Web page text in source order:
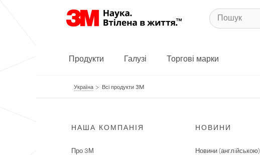
Продукти Галузі Торгові марки
Україна Всі продукти 3M
НАША КОМПАНІЯ
Про 3М
НОВИНИ
Новини (англiйською)